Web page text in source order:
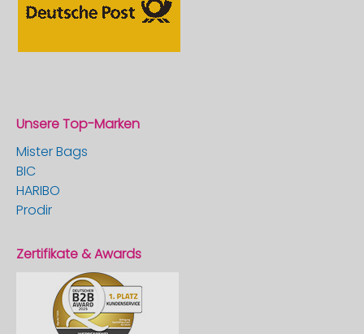
Unsere Top-Marken
Mister Bags
BIC
HARIBO
Prodir
Zertifikate & Awards